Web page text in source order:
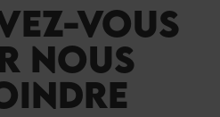
VOUS
NOUS